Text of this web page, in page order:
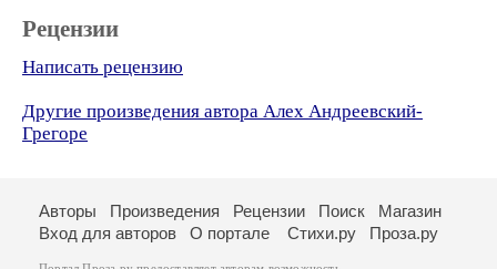
Рецензии
Написать рецензию
Другие произведения автора Алех Андреевский-
Грегоре
Авторы Произведения Рецензии Поиск
Магазин
Вход для авторов
О портале Стихи.ру Проза.ру